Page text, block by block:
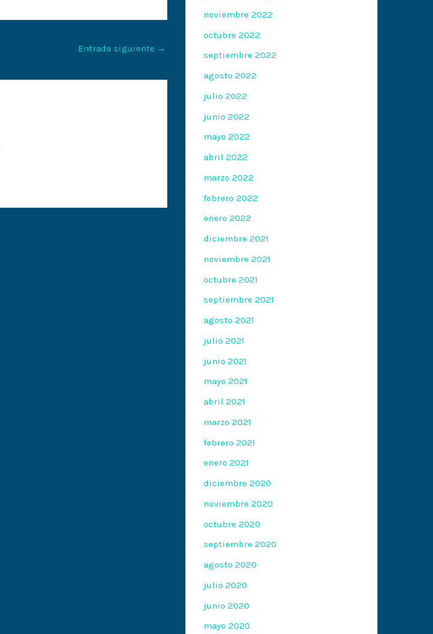
Entrada siguiente →
noviembre 2022
octubre 2022
septiembre 2022
agosto 2022
julio 2022
junio 2022
mayo 2022
abril 2022
marzo 2022
febrero 2022
enero 2022
diciembre 2021
noviembre 2021
octubre 2021
septiembre 2021
agosto 2021
julio 2021
junio 2021
mayo 2021
abril 2021
marzo 2021
febrero 2021
enero 2021
diciembre 2020
noviembre 2020
octubre 2020
septiembre 2020
agosto 2020
julio 2020
junio 2020
mayo 2020